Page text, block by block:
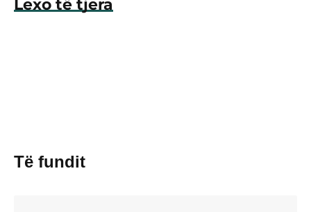
Lexo të tjera
Të fundit